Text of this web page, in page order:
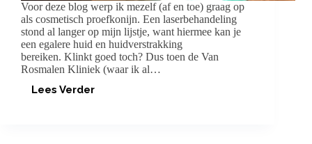
Voor deze blog werp ik mezelf (af en toe) graag op
als cosmetisch proefkonijn. Een laserbehandeling
stond al langer op mijn lijstje, want hiermee kan je
een egalere huid en huidverstrakking
bereiken. Klinkt goed toch? Dus toen de Van
Rosmalen Kliniek (waar ik al…
Lees Verder
LASER